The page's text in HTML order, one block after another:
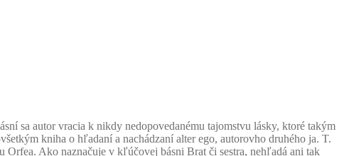
sa autor vracia k nikdy nedopovedanému tajomstvu lásky, ktoré takým
kniha o hľadaní a nachádzaní alter ego, autorovho druhého ja. T.
Ako naznačuje v kľúčovej básni Brat či sestra, nehľadá ani tak